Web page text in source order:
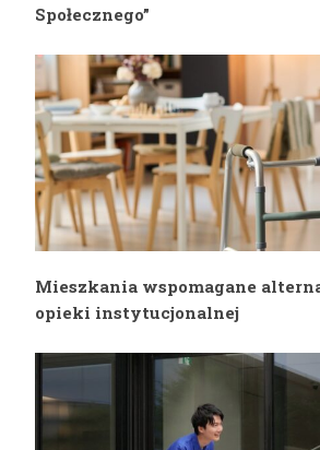
Społecznego”
Mieszkania wspomagane
opieki instytucjonalnej